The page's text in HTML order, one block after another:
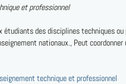
et professionnel
étudiants des disciplines techniques
nationaux., Peut coordonner
technique et professionnel